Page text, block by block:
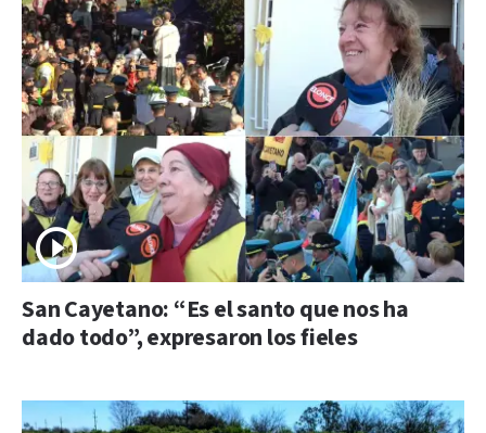
San Cayetano: “Es el santo que nos ha
dado todo”, expresaron los fieles